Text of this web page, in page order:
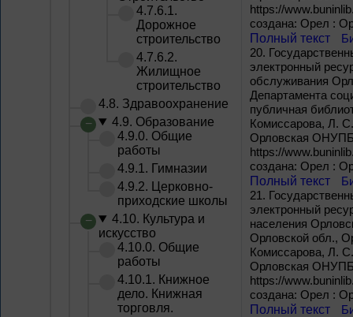
4.7.6.1.
Дорожное
строительство
4.7.6.2.
Жилищное
строительство
4.8. Здравоохранение
4.9. Образование
4.9.0. Общие
работы
4.9.1. Гимназии
4.9.2. Церковно-
приходские школы
4.10. Культура и
искусство
4.10.0. Общие
работы
4.10.1. Книжное
дело. Книжная
торговля.
https://
создана: Орел :
Полный текст
20.
электронный
обслуживания
Департамента
публичная
Комиссарова, Л.
Орловская ОНУПБ
https://
создана: Орел :
Полный текст
21.
электронный
населения
Орловской обл.,
Комиссарова, Л.
Орловская ОНУПБ
https://
создана: Орел :
Полный текст